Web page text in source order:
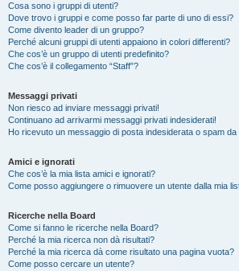
Cosa sono i gruppi di utenti?
Dove trovo i gruppi e come posso far parte di uno di essi?
Come divento leader di un gruppo?
Perché alcuni gruppi di utenti appaiono in colori differenti?
Che cos’è un gruppo di utenti predefinito?
Che cos’è il collegamento “Staff”?
Messaggi privati
Non riesco ad inviare messaggi privati!
Continuano ad arrivarmi messaggi privati indesiderati!
Ho ricevuto un messaggio di posta indesiderata o spam
Amici e ignorati
Che cos’è la mia lista amici e ignorati?
Come posso aggiungere o rimuovere un utente dalla mia
Ricerche nella Board
Come si fanno le ricerche nella Board?
Perché la mia ricerca non dà risultati?
Perché la mia ricerca dà come risultato una pagina vuota?
Come posso cercare un utente?